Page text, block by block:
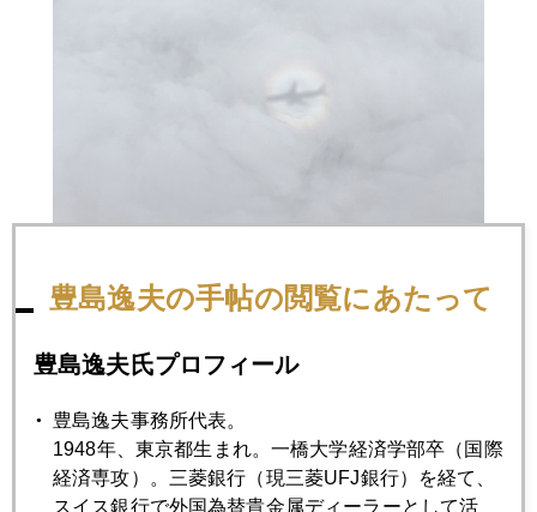
2019年
3月 4月 5月 6月
豊島逸夫の手帖の閲覧にあたって
豊島逸夫氏プロフィール
豊島逸夫事務所代表。
1948年、東京都生まれ。一橋大学経済学部卒（国際
経済専攻）。三菱銀行（現三菱UFJ銀行）を経て、
スイス銀行で外国為替貴金属ディーラーとして活